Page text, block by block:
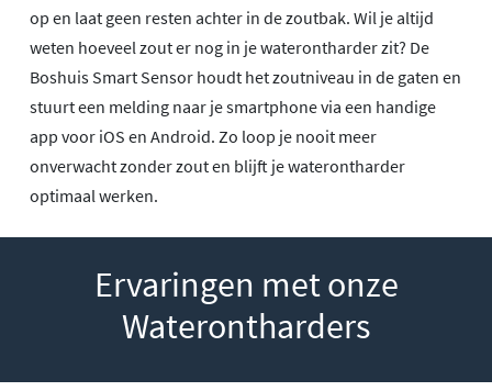
op en laat geen resten achter in de zoutbak. Wil je altijd
weten hoeveel zout er nog in je waterontharder zit? De
Boshuis Smart Sensor houdt het zoutniveau in de gaten en
stuurt een melding naar je smartphone via een handige
app voor iOS en Android. Zo loop je nooit meer
onverwacht zonder zout en blijft je waterontharder
optimaal werken.
Ervaringen met onze
Waterontharders